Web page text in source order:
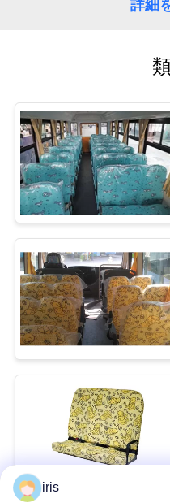
管
理
私
達
に
連
絡
し
い
詳細
iris